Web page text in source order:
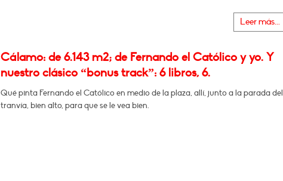
Leer más...
Cálamo: de 6.143 m2; de Fernando el Católico y yo. Y
nuestro clásico “bonus track”: 6 libros, 6.
Qué pinta Fernando el Católico en medio de la plaza, allí, junto a la parada del
tranvía, bien alto, para que se le vea bien.